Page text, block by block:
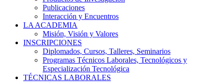
Publicaciones
Interacción y Encuentros
LA ACADEMIA
Misión, Visión y Valores
INSCRIPCIONES
Diplomados, Cursos, Talleres, Seminarios
Programas Técnicos Laborales, Tecnológicos y
Especialización Tecnológica
TÉCNICAS LABORALES